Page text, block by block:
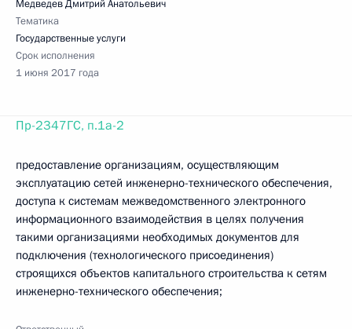
Медведев Дмитрий Анатольевич
Тематика
Государственные услуги
Срок исполнения
1 июня 2017 года
Пр-2347ГС, п.1а-2
предоставление организациям, осуществляющим
эксплуатацию сетей инженерно-технического обеспечения,
доступа к системам межведомственного электронного
информационного взаимодействия в целях получения
такими организациями необходимых документов для
подключения (технологического присоединения)
строящихся объектов капитального строительства к сетям
инженерно-технического обеспечения;